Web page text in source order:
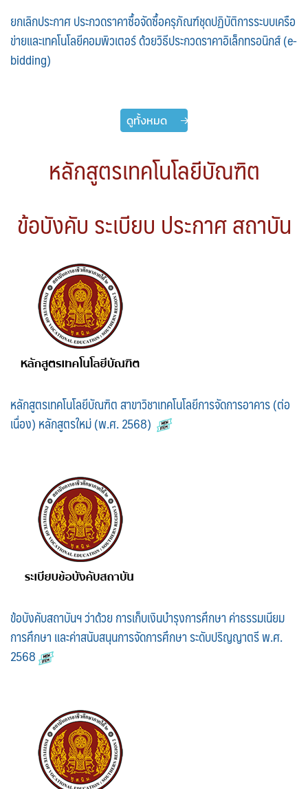
ยกเลิกประกาศ ประกวดราคาซื้อจัดซื้อครุภัณฑ์ชุดปฏิบัติการระบบเครือ
ข่ายและเทคโนโลยีคอมพิวเตอร์ ด้วยวิธีประกวดราคาอิเล็กทรอนิกส์ (e-
bidding)
ดูทั้งหมด
หลักสูตรเทคโนโลยีบัณฑิต
ข้อบังคับ ระเบียบ ประกาศ สถาบัน
หลักสูตรเทคโนโลยีบัณฑิต สาขาวิชาเทคโนโลยีการจัดการอาคาร (ต่อ
เนื่อง) หลักสูตรใหม่ (พ.ศ. 2568)
ข้อบังคับสถาบันฯ ว่าด้วย การเก็บเงินบำรุงการศึกษา ค่าธรรมเนียม
การศึกษา และค่าสนับสนุนการจัดการศึกษา ระดับปริญญาตรี พ.ศ.
2568